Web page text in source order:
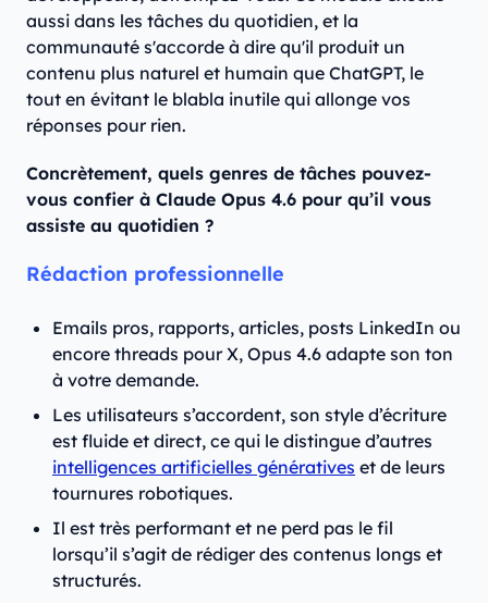
aussi dans les tâches du quotidien, et la
communauté s'accorde à dire qu'il produit un
contenu plus naturel et humain que ChatGPT, le
tout en évitant le blabla inutile qui allonge vos
réponses pour rien.
Concrètement, quels genres de tâches pouvez-
vous confier à Claude Opus 4.6 pour qu’il vous
assiste au quotidien ?
Rédaction professionnelle
Emails pros, rapports, articles, posts LinkedIn ou
encore threads pour X, Opus 4.6 adapte son ton
à votre demande.
Les utilisateurs s’accordent, son style d’écriture
est fluide et direct, ce qui le distingue d’autres
intelligences artificielles génératives et de leurs
tournures robotiques.
Il est très performant et ne perd pas le fil
lorsqu’il s’agit de rédiger des contenus longs et
structurés.